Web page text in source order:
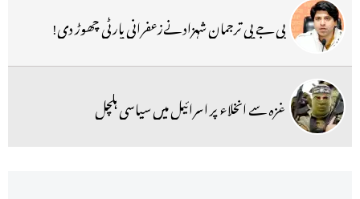
بی جے پی ترجمان شہزاد نےزعفرانی پارٹی چھوڑ دی!
غزہ سے انخلاء پر اسرائیل میں سیاسی ہلچل